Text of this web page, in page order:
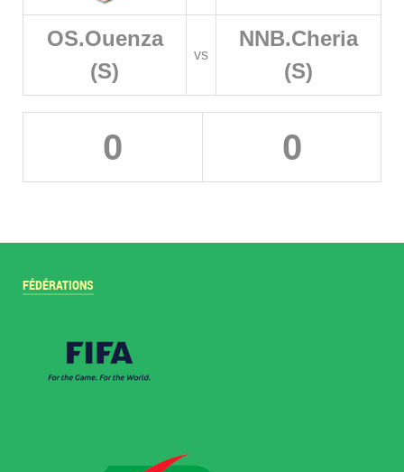
OS.Ouenza
(S)
vs
NNB.Cheria
(S)
0 0
FÉDÉRATIONS